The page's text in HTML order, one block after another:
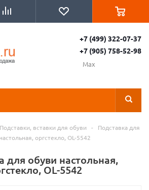
+7 (499) 322-07-37
+7 (905) 758-52-98
Max
Подставки, вставки для обуви -
Подставка для
оргстекло, OL-5542
для обуви настольная,
OL-5542